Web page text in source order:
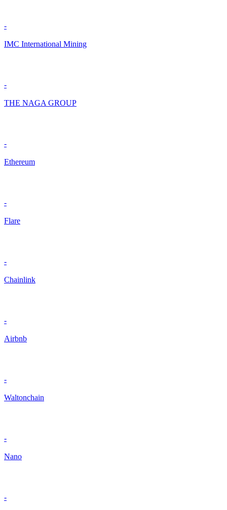
-
IMC International Mining
-
THE NAGA GROUP
-
Ethereum
-
Flare
-
Chainlink
-
Airbnb
-
Waltonchain
-
Nano
-